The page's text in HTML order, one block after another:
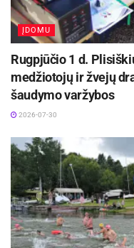
ĮDOMU
Rugpjūčio 1 d.
medžiotojų ir žvejų
šaudymo varžybos
2026-07-30